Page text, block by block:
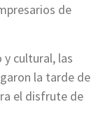
de
cultural, las
la tarde de
el disfrute de